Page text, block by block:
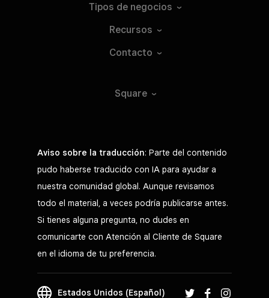
Tipos de negocios
Recursos
Contacto
Square
Aviso sobre la traducción: Parte del contenido
pudo haberse traducido con IA para ayudar a
nuestra comunidad global. Aunque revisamos
todo el material, a veces podría publicarse antes.
Si tienes alguna pregunta, no dudes en
comunicarte con Atención al Cliente de Square
en el idioma de tu preferencia.
Estados Unidos (Español)